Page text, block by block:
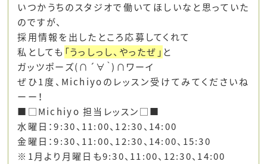
いつかうちのスタジオで働いてほしいなと思っていた
のですが、
採用情報を出したところ応募してくれて
私としても 「うっしっし、やったぜ」 と
ガッツポーズ(∩´∀｀)∩ワーイ
ぜひ1度、Michiyoのレッスン受けてみてくださいね
ーー！
■□Michiyo 担当レッスン□■
水曜日：9:30、11:00、12:30、14:00
金曜日：9:30、11:00、12:30、14:00、15:30
※1月より月曜日も9:30、11:00、12:30、14:00